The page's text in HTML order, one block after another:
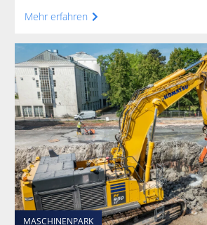
Mehr erfahren
MASCHINENPARK